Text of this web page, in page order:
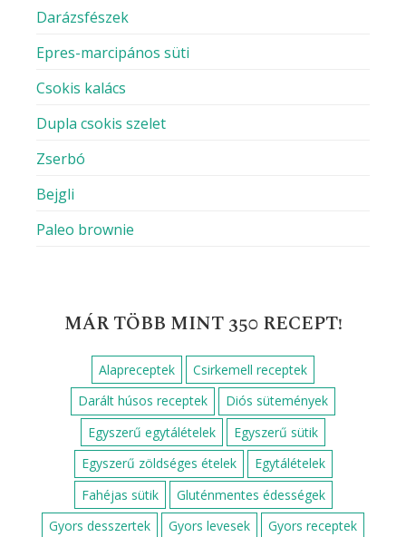
Darázsfészek
Epres-marcipános süti
Csokis kalács
Dupla csokis szelet
Zserbó
Bejgli
Paleo brownie
MÁR TÖBB MINT 350 RECEPT!
Alapreceptek
Csirkemell receptek
Darált húsos receptek
Diós sütemények
Egyszerű egytálételek
Egyszerű sütik
Egyszerű zöldséges ételek
Egytálételek
Fahéjas sütik
Gluténmentes édességek
Gyors desszertek
Gyors levesek
Gyors receptek